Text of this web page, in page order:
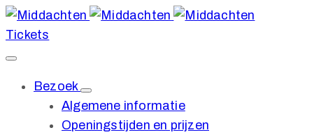
Tickets
Bezoek
Algemene informatie
Openingstijden en prijzen